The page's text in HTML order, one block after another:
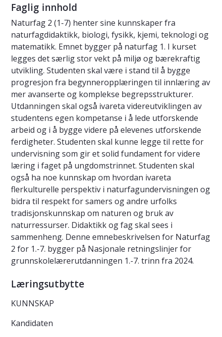
Faglig innhold
Naturfag 2 (1-7) henter sine kunnskaper fra
naturfagdidaktikk, biologi, fysikk, kjemi, teknologi og
matematikk. Emnet bygger på naturfag 1. I kurset
legges det særlig stor vekt på miljø og bærekraftig
utvikling. Studenten skal være i stand til å bygge
progresjon fra begynneropplæringen til innlæring av
mer avanserte og komplekse begrepsstrukturer.
Utdanningen skal også ivareta videreutviklingen av
studentens egen kompetanse i å lede utforskende
arbeid og i å bygge videre på elevenes utforskende
ferdigheter. Studenten skal kunne legge til rette for
undervisning som gir et solid fundament for videre
læring i faget på ungdomstrinnet. Studenten skal
også ha noe kunnskap om hvordan ivareta
flerkulturelle perspektiv i naturfagundervisningen og
bidra til respekt for samers og andre urfolks
tradisjonskunnskap om naturen og bruk av
naturressurser. Didaktikk og fag skal sees i
sammenheng. Denne emnebeskrivelsen for Naturfag
2 for 1.-7. bygger på Nasjonale retningslinjer for
grunnskolelærerutdanningen 1.-7. trinn fra 2024.
Læringsutbytte
KUNNSKAP
Kandidaten